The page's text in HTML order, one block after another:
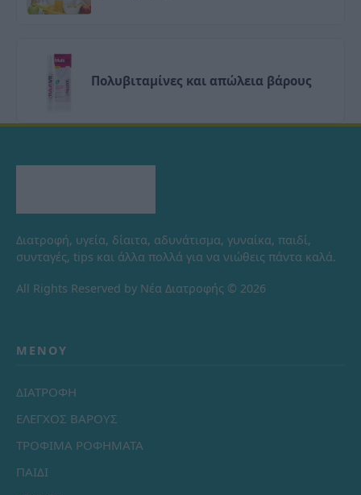
Πολυβιταμίνες και απώλεια βάρους
Διατροφή, υγεία, δίαιτα, αδυνάτισμα, γυναίκα, παιδί,
συνταγές, tips και άλλα πολλά για να νιώθεις πάντα καλά.
All Rights Reserved by Νέα Διατροφής © 2026
ΜΕΝΟΎ
ΔΙΑΤΡΟΦΗ
ΕΛΕΓΧΟΣ ΒΑΡΟΥΣ
ΤΡΟΦΙΜΑ ΡΟΦΗΜΑΤΑ
ΠΑΙΔΙ